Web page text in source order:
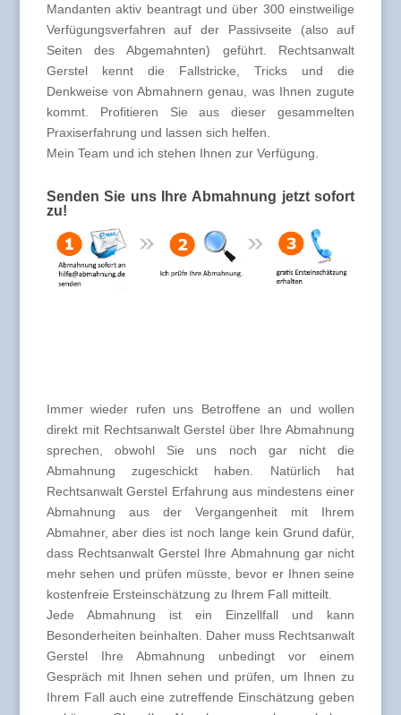
Mandanten aktiv beantragt und über 300 einstweilige
Verfügungsverfahren auf der Passivseite (also auf
Seiten des Abgemahnten) geführt. Rechtsanwalt
Gerstel kennt die Fallstricke, Tricks und die
Denkweise von Abmahnern genau, was Ihnen zugute
kommt. Profitieren Sie aus dieser gesammelten
Praxiserfahrung und lassen sich helfen.
Mein Team und ich stehen Ihnen zur Verfügung.
Senden Sie uns Ihre Abmahnung jetzt sofort
zu!
Immer wieder rufen uns Betroffene an und wollen
direkt mit Rechtsanwalt Gerstel über Ihre Abmahnung
sprechen, obwohl Sie uns noch gar nicht die
Abmahnung zugeschickt haben. Natürlich hat
Rechtsanwalt Gerstel Erfahrung aus mindestens einer
Abmahnung aus der Vergangenheit mit Ihrem
Abmahner, aber dies ist noch lange kein Grund dafür,
dass Rechtsanwalt Gerstel Ihre Abmahnung gar nicht
mehr sehen und prüfen müsste, bevor er Ihnen seine
kostenfreie Ersteinschätzung zu Ihrem Fall mitteilt.
Jede Abmahnung ist ein Einzellfall und kann
Besonderheiten beinhalten. Daher muss Rechtsanwalt
Gerstel Ihre Abmahnung unbedingt vor einem
Gespräch mit Ihnen sehen und prüfen, um Ihnen zu
Ihrem Fall auch eine zutreffende Einschätzung geben